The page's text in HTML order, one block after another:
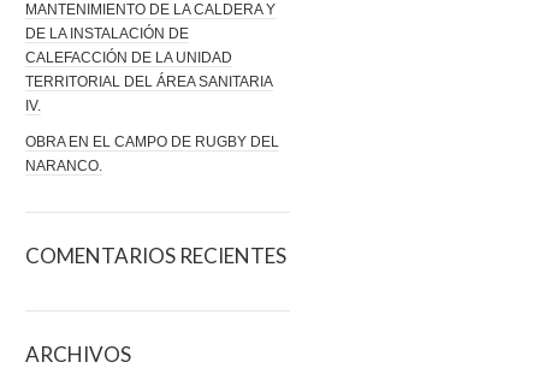
MANTENIMIENTO DE LA CALDERA Y
DE LA INSTALACIÓN DE
CALEFACCIÓN DE LA UNIDAD
TERRITORIAL DEL ÁREA SANITARIA
IV.
OBRA EN EL CAMPO DE RUGBY DEL
NARANCO.
COMENTARIOS RECIENTES
ARCHIVOS